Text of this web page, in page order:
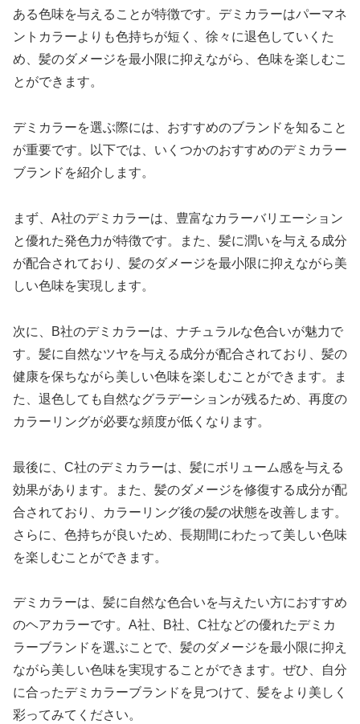
ある色味を与えることが特徴です。デミカラーはパーマネ
ントカラーよりも色持ちが短く、徐々に退色していくた
め、髪のダメージを最小限に抑えながら、色味を楽しむこ
とができます。
デミカラーを選ぶ際には、おすすめのブランドを知ること
が重要です。以下では、いくつかのおすすめのデミカラー
ブランドを紹介します。
まず、A社のデミカラーは、豊富なカラーバリエーション
と優れた発色力が特徴です。また、髪に潤いを与える成分
が配合されており、髪のダメージを最小限に抑えながら美
しい色味を実現します。
次に、B社のデミカラーは、ナチュラルな色合いが魅力で
す。髪に自然なツヤを与える成分が配合されており、髪の
健康を保ちながら美しい色味を楽しむことができます。ま
た、退色しても自然なグラデーションが残るため、再度の
カラーリングが必要な頻度が低くなります。
最後に、C社のデミカラーは、髪にボリューム感を与える
効果があります。また、髪のダメージを修復する成分が配
合されており、カラーリング後の髪の状態を改善します。
さらに、色持ちが良いため、長期間にわたって美しい色味
を楽しむことができます。
デミカラーは、髪に自然な色合いを与えたい方におすすめ
のヘアカラーです。A社、B社、C社などの優れたデミカ
ラーブランドを選ぶことで、髪のダメージを最小限に抑え
ながら美しい色味を実現することができます。ぜひ、自分
に合ったデミカラーブランドを見つけて、髪をより美しく
彩ってみてください。